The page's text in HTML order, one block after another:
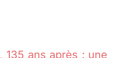
135 ans après : une